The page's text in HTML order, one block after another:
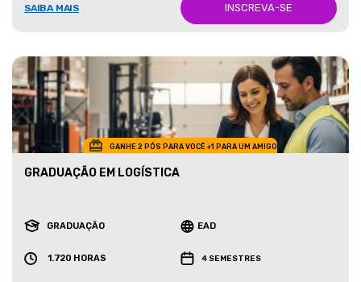
SAIBA MAIS INSCREVA-SE
GANHE 2 PÓS PARA VOCÊ +1 PARA UM AMIGO
GRADUAÇÃO EM LOGÍSTICA
GRADUAÇÃO EAD
1.720 HORAS 4 SEMESTRES